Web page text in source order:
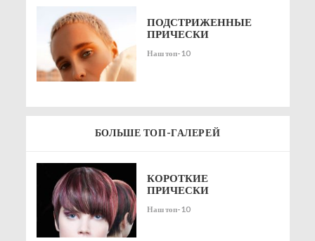
ПОДСТРИЖЕННЫЕ
ПРИЧЕСКИ
Наш топ-10
БОЛЬШЕ ТОП-ГАЛЕРЕЙ
КОРОТКИЕ
ПРИЧЕСКИ
Наш топ-10